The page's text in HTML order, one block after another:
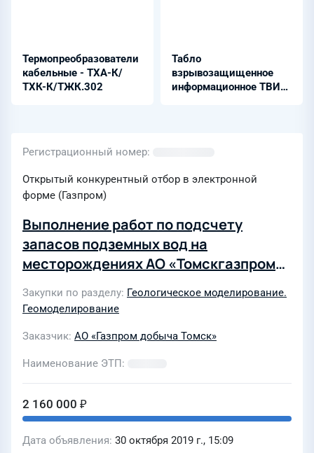
Термопреобразователи
кабельные - ТХА-К/
ТХК-К/ТЖК.302
Табло
взрывозащищенное
информационное ТВИ-
Регистрационный номер
Открытый конкурентный отбор в электронной
форме (Газпром)
Выполнение работ по подсчету
запасов подземных вод на
месторождениях АО «Томскгазпром»
Закупки по разделу Геологическое моделирование.
Геомоделирование
Заказчик АО «Газпром добыча Томск»
Наименование ЭТП
2 160 000 ₽
Дата объявления 30 октября 2019 г., 15:09